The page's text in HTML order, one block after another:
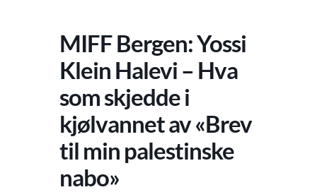
MIFF Bergen: Yossi
Klein Halevi – Hva
som skjedde i
kjølvannet av «Brev
til min palestinske
nabo»